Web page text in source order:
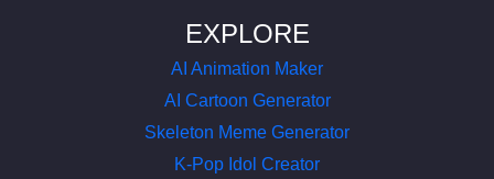
EXPLORE
AI Animation Maker
AI Cartoon Generator
Skeleton Meme Generator
K-Pop Idol Creator